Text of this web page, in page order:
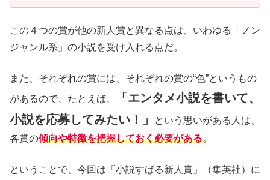
この４つの賞が他の新人賞と異なる点は、いわゆる「ノン
ジャンル系」の小説を受け入れる点だ。
また、それぞれの賞には、それぞれの賞の“色”というもの
があるので、たとえば、
「エンタメ小説を書いて、
小説を応募してみたい！」
という思いがある人は、
各賞の傾向や特徴を把握しておく必要がある。
ということで、今回は「小説すばる新人賞」（集英社）に